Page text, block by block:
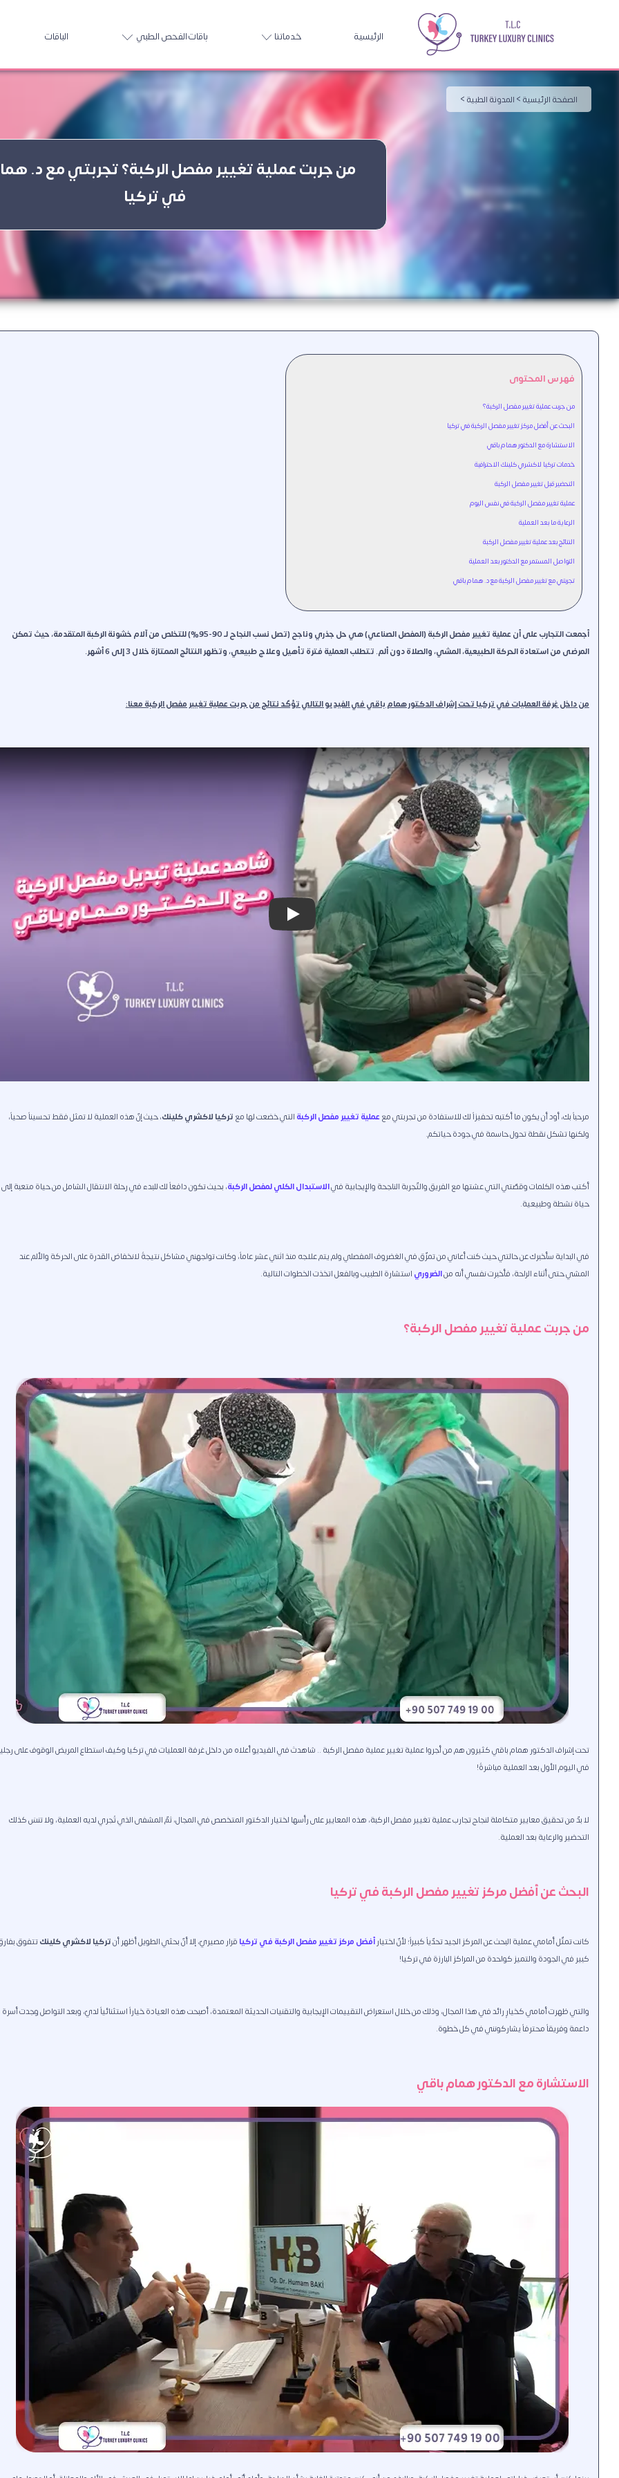
الرئيسية خدماتنا باقات الفحص الطبي الباقات
من جربت عملية تغيير مفصل الركبة؟ تجربتي مع د.
في تركيا
الصفحة الرئيسية >المدونة الطبية >
فهرس المحتوى
من جربت عملية تغيير مفصل الركبة؟
البحث عن أفضل مركز تغيير مفصل الركبة في تركيا
الاستشارة مع الدكتور همام باقي
خدمات تركيا لاكشري كلينك الاحترافية
التحضير قبل تغيير مفصل الركبة
عملية تغيير مفصل الركبة في نفس اليوم
الرعاية ما بعد العملية
النتائج بعد عملية تغيير مفصل الركبة
التواصل المستمر مع الدكتور بعد العملية
تجربتي مع تغيير مفصل الركبة مع د. همام باقي
أجمعت التجارب على أن عملية تغيير مفصل الركبة (المفصل الصناعي) هي حل جذري وناجح (تصل نسب النجاح لـ 90-95%) للتخلص من آلام خشونة الركبة المتقدمة، حيث تمكن
المرضى من استعادة الحركة الطبيعية، المشي، والصلاة دون ألم. تتطلب العملية فترة تأهيل وعلاج طبيعي، وتظهر النتائج الممتازة خلال 3 إلى 6 أشهر.
من داخل غرفة العمليات في تركيا تحت إشراف الدكتور همام باقي في الفيديو التالي تؤكّد نتائج من جربت عملية تغيير مفصل الركبة معنا:
Play
مرحباً بك، أود أن يكون ما أكتبه تحفيزاً لك للاستفادة من تجربتي مععملية تغيير مفصل الركبةالتي خضعت لها معتركيا لاكشري كلينك، حيث إنّ هذه العملية لا تمثل فقط تحسيناً صحياً،
ولكنها تشكل نقطة تحول حاسمة في جودة حياتكم.
أكتب هذه الكلمات وقصّتي التي عشتها مع الفريق والتّجربة الناجحة والإيجابية فيالاستبدال الكلي لمفصل الركبة، بحيث تكون دافعاً لك للبدء في رحلة الانتقال الشامل من حياة متعبة إلى
حياة نشطة وطبيعية.
في البداية سأخبرك عن حالتي حيث كنت أعاني من تمزّق في الغضروف المفصلي ولم يتم علاجه منذ اثني عشر عاماً، وكانت تواجهني مشاكل نتيجةً لانخفاض القدرة على الحركة والألم عند
المشي حتى أثناء الراحة، فأخبرت نفسي أنه منالضرورياستشارة الطبيب وبالفعل اتخذت الخطوات التالية.
من جربت عملية تغيير مفصل الركبة؟
تحت إشراف الدكتور همام باقي كثيرون هم من أجروا عملية تغيير عملية مفصل الركبة .. شاهدتَ في الفيديو أعلاه من داخل غرفة العمليات في تركيا وكيف استطاع المريض الوقوف على
في اليوم الأول بعد العملية مباشرةً!
لا بدّ من تحقيق معايير متكاملة لنجاح تجارب عملية تغيير مفصل الركبة، هذه المعايير على رأسها اختيار الدكتور المتخصص في المجال، ثمّ المشفى الذي تُجري لديه العملية، ولا تنسَ كذلك
التحضير والرعاية بعد العملية.
البحث عن أفضل مركز تغيير مفصل الركبة في تركيا
كانت تمثّل أمامي عملية البحث عن المركز الجيد تحدّياً كبيراً؛ لأنّ اختيارأفضل مركز تغيير مفصل الركبة في تركياقرار مصيريّ، إلا أنّ بحثي الطويل أظهر أنتركيا لاكشري كلينكتتفوق
كبير في الجودة والتميز كواحدة من المراكز البارزة في تركيا!
والتي ظهرت أمامي كخيارٍ رائد في هذا المجال، وذلك من خلال استعراض التقييمات الإيجابية والتقنيات الحديثة المعتمدة، أصبحت هذه العيادة خياراً استثنائياً لديّ، وبعد التواصل وجدت أسرة
داعمة وفريقاً محترفاً يشاركونني في كل خطوة.
الاستشارة مع الدكتور همام باقي